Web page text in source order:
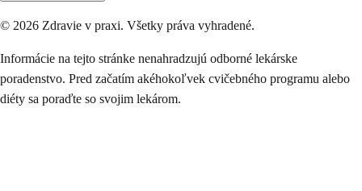
© 2026 Zdravie v praxi. Všetky práva vyhradené.
Informácie na tejto stránke nenahradzujú odborné lekárske
poradenstvo. Pred začatím akéhokoľvek cvičebného programu alebo
diéty sa poraďte so svojim lekárom.